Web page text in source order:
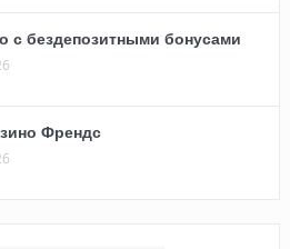
с бездепозитными бонусами
Френдс